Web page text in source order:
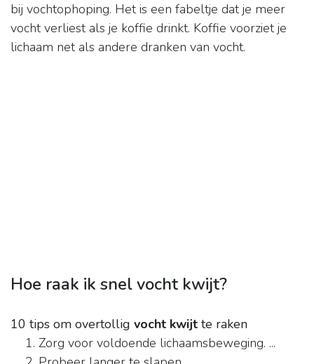
bij vochtophoping. Het is een fabeltje dat je meer
vocht verliest als je koffie drinkt. Koffie voorziet je
lichaam net als andere dranken van vocht.
Hoe raak ik snel vocht kwijt?
10 tips om overtollig vocht kwijt te raken
Zorg voor voldoende lichaamsbeweging. ...